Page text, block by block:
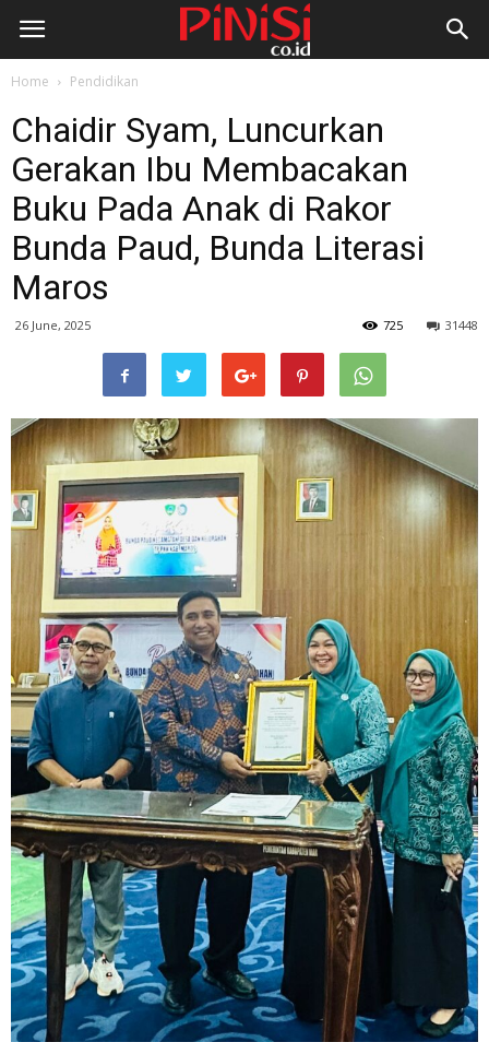
Home Pendidikan
Chaidir Syam, Luncurkan
Gerakan Ibu Membacakan
Buku Pada Anak di Rakor
Bunda Paud, Bunda Literasi
Maros
26 June, 2025 31448
725